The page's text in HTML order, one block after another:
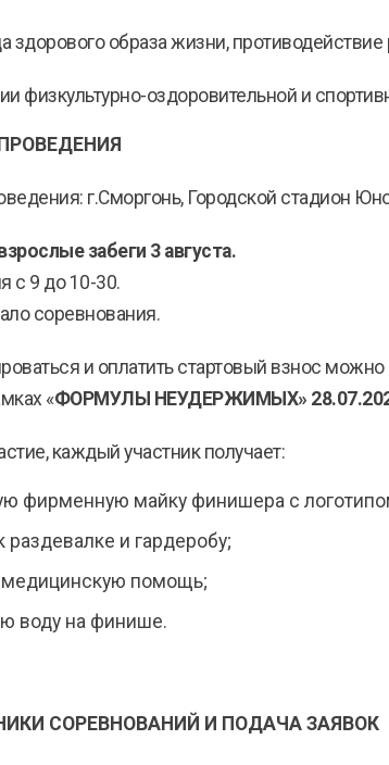
здорового образа жизни,
физкультурно-оздоровительной и
г.Сморгонь, Городской стадион
забеги 3 августа.
с 9 до 10-30.
соревнования.
и оплатить стартовый взнос можно
«ФОРМУЛЫ НЕУДЕРЖИМЫХ»
каждый участник получает:
фирменную майку финишера с
раздевалке и гардеробу;
помощь;
воду на финише.
СОРЕВНОВАНИЙ И ПОДАЧА ЗАЯВОК